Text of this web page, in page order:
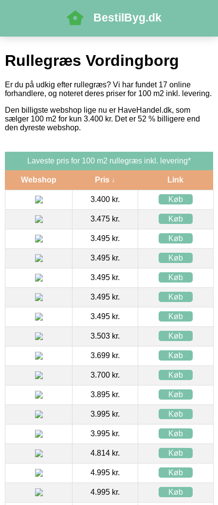
BestilByg.dk
Rullegræs Vordingborg
Er du på udkig efter rullegræs? Vi har fundet 17 online
forhandlere, og noteret deres priser for 100 m2 inkl. levering.
Den billigste webshop lige nu er HaveHandel.dk, som
sælger 100 m2 for kun 3.400 kr. Det er 52 % billigere end
den dyreste webshop.
Laveste pris for 100 m2 rullegræs inkl. levering*
Webshop Pris ↓ Link
3.400 kr. Køb
3.475 kr. Køb
3.495 kr. Køb
3.495 kr. Køb
3.495 kr. Køb
3.495 kr. Køb
3.495 kr. Køb
3.503 kr. Køb
3.699 kr. Køb
3.700 kr. Køb
3.895 kr. Køb
3.995 kr. Køb
3.995 kr. Køb
4.814 kr. Køb
4.995 kr. Køb
4.995 kr. Køb